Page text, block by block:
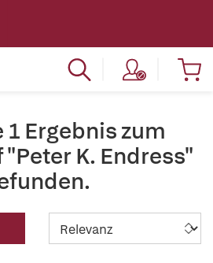
1 Ergebnis zum
K. Endress"